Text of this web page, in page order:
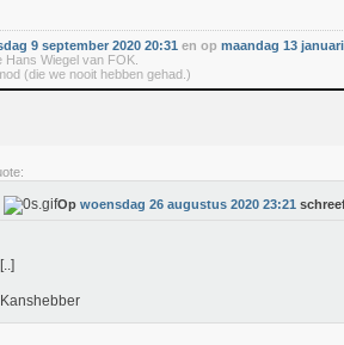
9 september 2020 20:31 en op maandag 13
Hans Wiegel van FOK.
(die we nooit hebben gehad.)
Op woensdag 26 augustus 2020 23:21
[..]
Kanshebber